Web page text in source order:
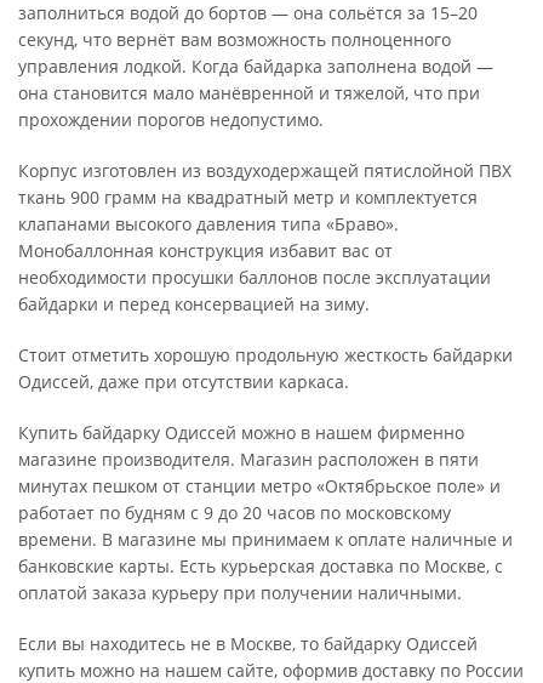
заполниться водой до бортов — она сольётся за 15–20
секунд, что вернёт вам возможность полноценного
управления лодкой. Когда байдарка заполнена водой —
она становится мало манёвренной и тяжелой, что при
прохождении порогов недопустимо.
Корпус изготовлен из воздуходержащей пятислойной ПВХ
ткань 900 грамм на квадратный метр и комплектуется
клапанами высокого давления типа «Браво».
Монобаллонная конструкция избавит вас от
необходимости просушки баллонов после эксплуатации
байдарки и перед консервацией на зиму.
Стоит отметить хорошую продольную жесткость байдарки
Одиссей, даже при отсутствии каркаса.
Купить байдарку Одиссей можно в нашем фирменно
магазине производителя. Магазин расположен в пяти
минутах пешком от станции метро «Октябрьское поле» и
работает по будням с 9 до 20 часов по московскому
времени. В магазине мы принимаем к оплате наличные и
банковские карты. Есть курьерская доставка по Москве, с
оплатой заказа курьеру при получении наличными.
Если вы находитесь не в Москве, то байдарку Одиссей
купить можно на нашем сайте, оформив доставку по России